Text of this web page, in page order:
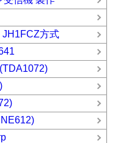
JH1FCZ方式